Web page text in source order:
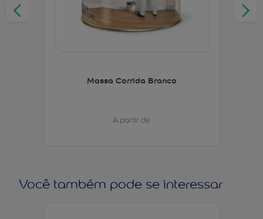
Massa Corrida Branco
A partir de
Você também pode se interessar